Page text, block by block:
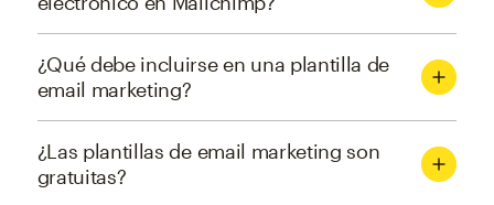
¿Qué debe incluirse en una plantilla de
email marketing?
¿Las plantillas de email marketing son
gratuitas?